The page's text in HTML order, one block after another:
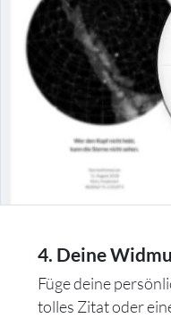
4. Deine
Füge deine
tolles Zitat oder